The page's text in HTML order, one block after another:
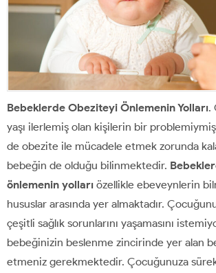
Bebeklerde Obeziteyi Önlemenin Yolları.
yaşı ilerlemiş olan kişilerin bir
de obezite ile mücadele etmek zorunda
bebeğin de olduğu bilinmektedir.
önlemenin yolları özellikle ebeveynlerin
hususlar arasında yer almaktadır.
çeşitli sağlık sorunlarını yaşamasını
bebeğinizin beslenme zincirinde yer alan
etmeniz gerekmektedir. Çocuğunuza